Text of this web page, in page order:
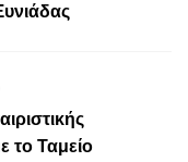
το Ταμείο